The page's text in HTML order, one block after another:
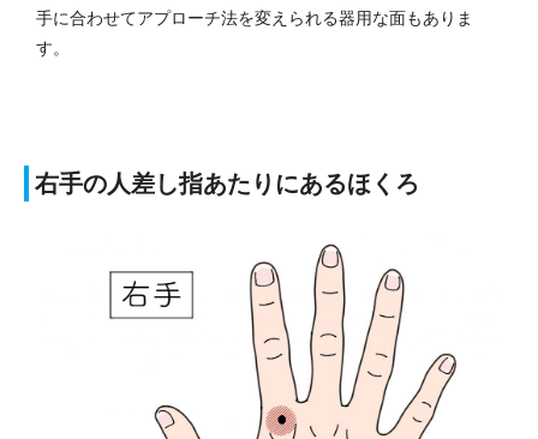
手に合わせてアプローチ法を変えられる器用な面もありま
す。
右手の人差し指あたりにあるほくろ